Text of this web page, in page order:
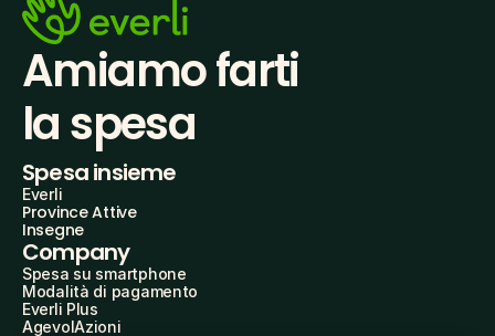
Amiamo farti
la spesa
Spesa insieme
Everli
Province Attive
Insegne
Company
Spesa su smartphone
Modalità di pagamento
Everli Plus
AgevolAzioni